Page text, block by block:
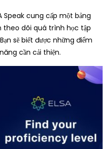
Speak cung cấp một bảng
theo dõi quá trình học tập
sẽ biết được những điểm
cần cải thiện.